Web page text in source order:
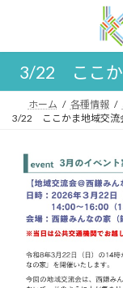
ン
へ
ー
ョ
3/22 ここか
ホーム 各種情報
3/22 ここかま地域交流